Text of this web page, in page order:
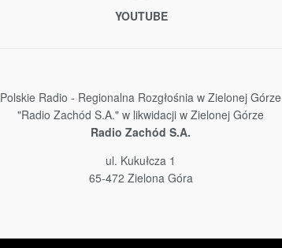
YOUTUBE
Polskie Radio - Regionalna Rozgłośnia w Zielonej Górze
"Radio Zachód S.A." w likwidacji w Zielonej Górze
Radio Zachód S.A.
ul. Kukułcza 1
65-472 Zielona Góra